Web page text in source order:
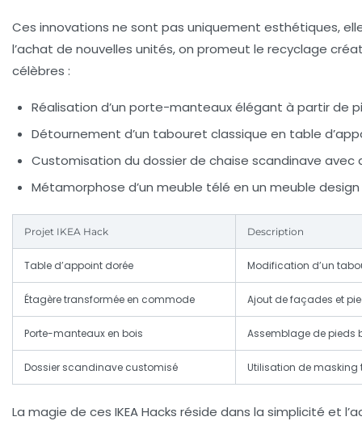
Ces innovations ne sont pas uniquement esthétiques,
l’achat de nouvelles unités, on promeut le recyclage
célèbres :
Réalisation d’un porte-manteaux élégant à partir de
Détournement d’un tabouret classique en table
Customisation du dossier de chaise scandinave
Métamorphose d’un meuble télé en un meuble
Projet IKEA Hack Description
Table d’appoint dorée Modification d’un
Étagère transformée en commode Ajout de façades et
Porte-manteaux en bois Assemblage de pieds
Dossier scandinave customisé Utilisation de masking
La magie de ces IKEA Hacks réside dans la simplicité et